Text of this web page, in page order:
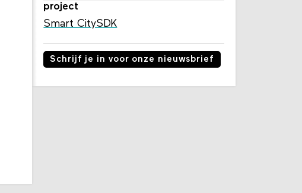
project
Smart CitySDK
Schrijf je in voor onze nieuwsbrief